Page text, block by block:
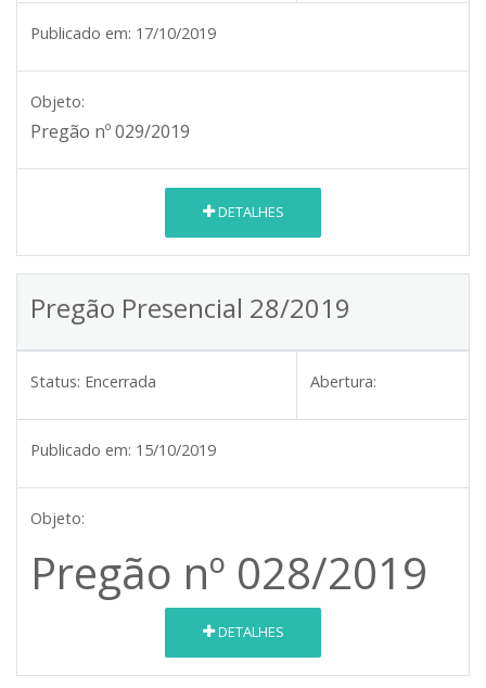
Publicado em: 17/10/2019
Objeto:
Pregão nº 029/2019
DETALHES
Pregão Presencial 28/2019
Status: Encerrada Abertura:
Publicado em: 15/10/2019
Objeto:
Pregão nº 028/2019
DETALHES